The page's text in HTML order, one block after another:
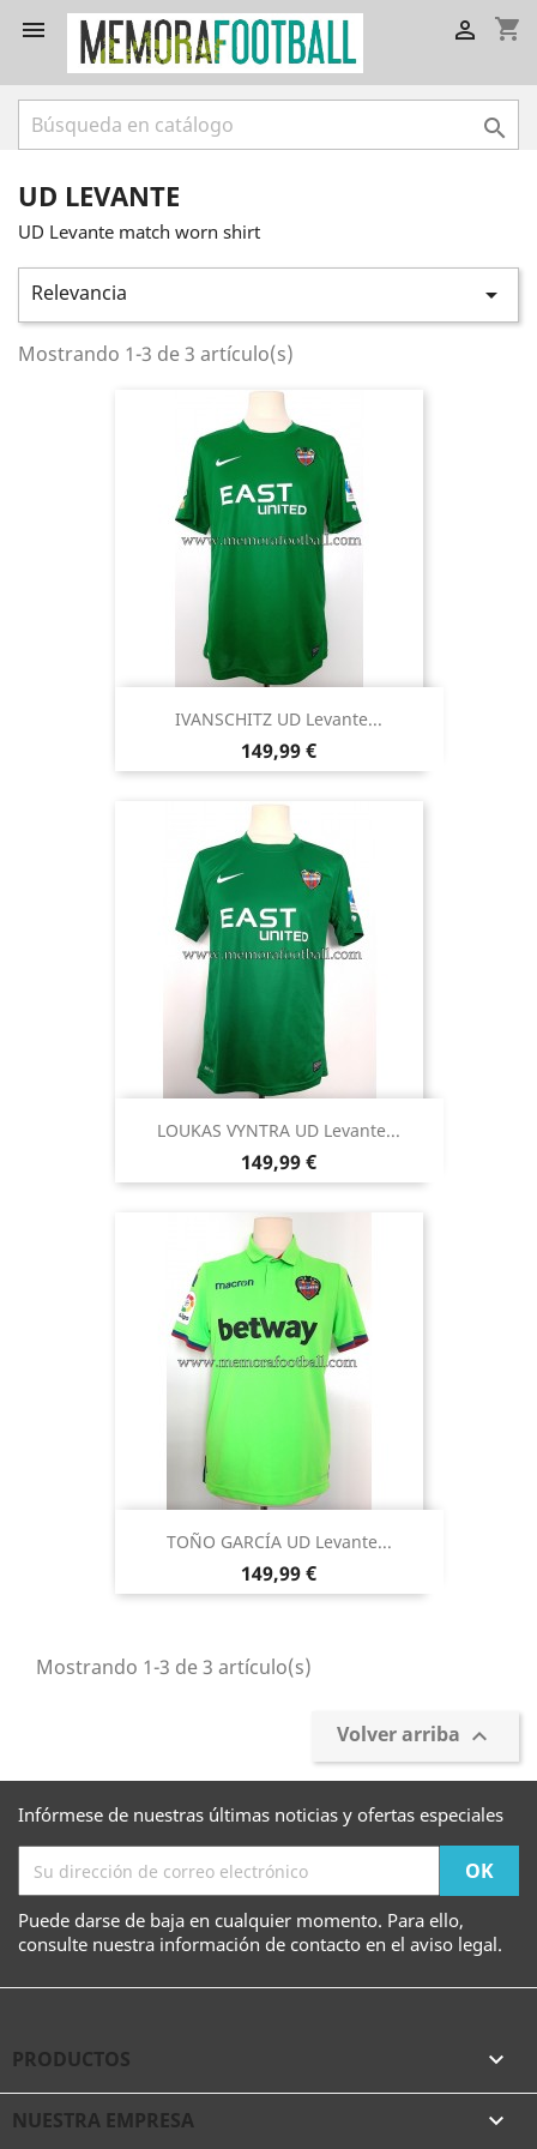
 shopping_cart


UD LEVANTE
UD Levante match worn shirt
Relevancia 
Mostrando 1-3 de 3 artículo(s)
IVANSCHITZ UD Levante...
Precio
149,99 €
LOUKAS VYNTRA UD Levante...
Precio
149,99 €
TOÑO GARCÍA UD Levante...
Precio
149,99 €
Mostrando 1-3 de 3 artículo(s)
Volver arriba 
Infórmese de nuestras últimas noticias y ofertas especiales
Puede darse de baja en cualquier momento. Para ello,
consulte nuestra información de contacto en el aviso legal.
PRODUCTOS 
NUESTRA EMPRESA 